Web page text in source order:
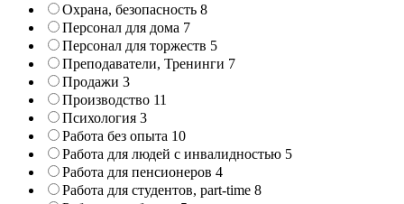
Охрана, безопасность 8
Персонал для дома 7
Персонал для торжеств 5
Преподаватели, Тренинги 7
Продажи 3
Производство 11
Психология 3
Работа без опыта 10
Работа для людей с инвалидностью 5
Работа для пенсионеров 4
Работа для студентов, part-time 8